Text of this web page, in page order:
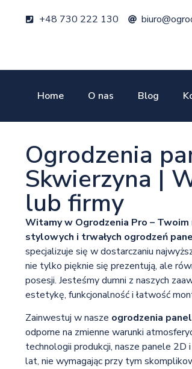
+48 730 222 130
Home O nas Blog
Ogrodzenia
Skwierzyna |
lub firmy
Witamy w Ogrodzenia Pro –
stylowych i trwałych ogrodzeń
specjalizuje się w dostarczaniu
nie tylko pięknie się prezentują, ale
posesji. Jesteśmy dumni z naszych
estetykę, funkcjonalność i łatwość
Zainwestuj w nasze ogrodzenia
odporne na zmienne warunki
technologii produkcji, nasze panele
lat, nie wymagając przy tym